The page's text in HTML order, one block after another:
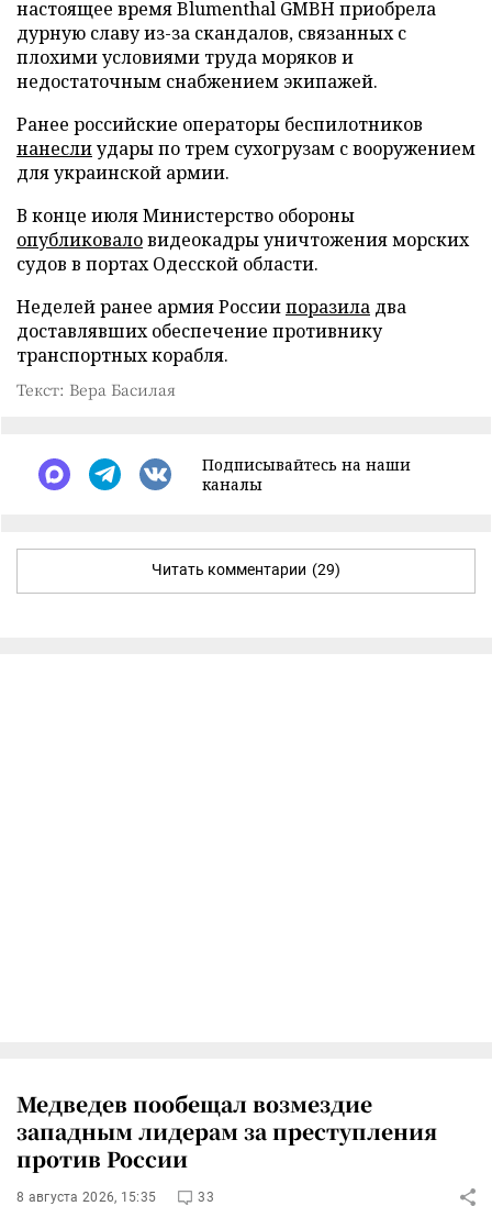
настоящее время Blumenthal GMBH приобрела
дурную славу из-за скандалов, связанных с
плохими условиями труда моряков и
недостаточным снабжением экипажей.
Ранее российские операторы беспилотников
нанеслиудары по трем сухогрузам с вооружением
для украинской армии.
В конце июля Министерство обороны
опубликоваловидеокадры уничтожения морских
судов в портах Одесской области.
Неделей ранее армия Россиипоразила два
доставлявших обеспечение противнику
транспортных корабля.
Текст: Вера Басилая
Подписывайтесь на наши
каналы
Читать комментарии (29)
Медведев пообещал возмездие
западным лидерам за преступления
против России
8 августа 2026, 15:35 33